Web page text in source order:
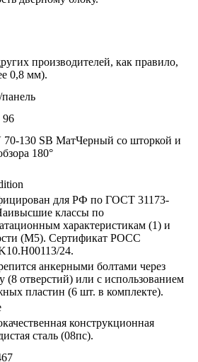
производителей, как правило,
0,8 мм).
96
70-130 SB МатЧерный со шторкой и
180°
для РФ по ГОСТ 31173-
классы по
характеристикам (1) и
(М5). Сертификат POCC
24.
анкерными болтами через
(8 отверстий) или с использованием
пластин (6 шт. в комплекте).
конструкционная
сталь (08пс).